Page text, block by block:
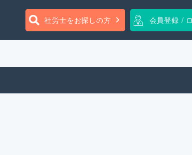
社労士をお探しの方 会員登録 /